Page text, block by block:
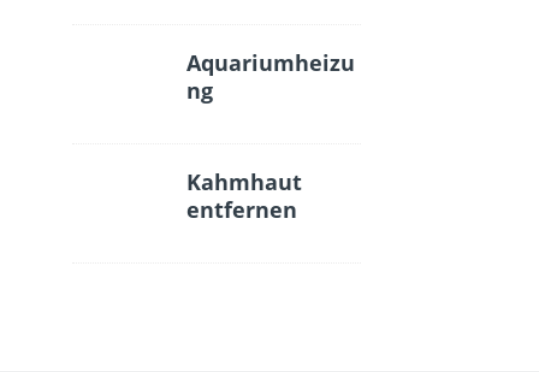
Aquariumheizu
ng
Kahmhaut
entfernen